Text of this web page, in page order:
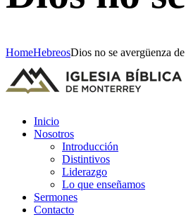
HomeHebreosDios no se avergüenza
Inicio
Nosotros
Introducción
Distintivos
Liderazgo
Lo que enseñamos
Sermones
Contacto